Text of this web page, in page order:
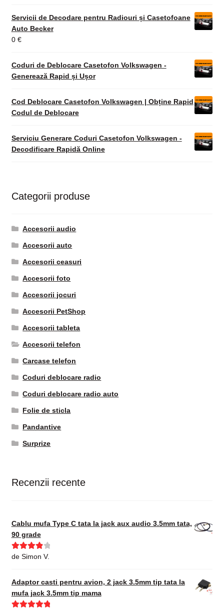
Servicii de Decodare pentru Radiouri și Casetofoane
Auto Becker
0 €
Coduri de Deblocare Casetofon Volkswagen -
Generează Rapid și Ușor
Cod Deblocare Casetofon Volkswagen | Obține Rapid
Codul de Deblocare
Serviciu Generare Coduri Casetofon Volkswagen -
Decodificare Rapidă Online
Categorii produse
Accesorii audio
Accesorii auto
Accesorii ceasuri
Accesorii foto
Accesorii jocuri
Accesorii PetShop
Accesorii tableta
Accesorii telefon
Carcase telefon
Coduri deblocare radio
Coduri deblocare radio auto
Folie de sticla
Pandantive
Surprize
Recenzii recente
Cablu mufa Type C tata la jack aux audio 3.5mm tata,
90 grade
Evaluat la
de Simon V.
Adaptor casti pentru avion, 2 jack 3.5mm tip tata la
mufa jack 3.5mm tip mama